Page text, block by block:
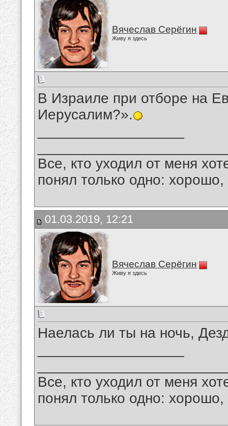
Вячеслав Серёгин
Живу я здесь
В Израиле при отборе на
Иерусалим?».
Все, кто уходил от меня
понял только одно:
01.03.2019, 12:21
Вячеслав Серёгин
Живу я здесь
Наелась ли ты на ночь,
Все, кто уходил от меня
понял только одно: